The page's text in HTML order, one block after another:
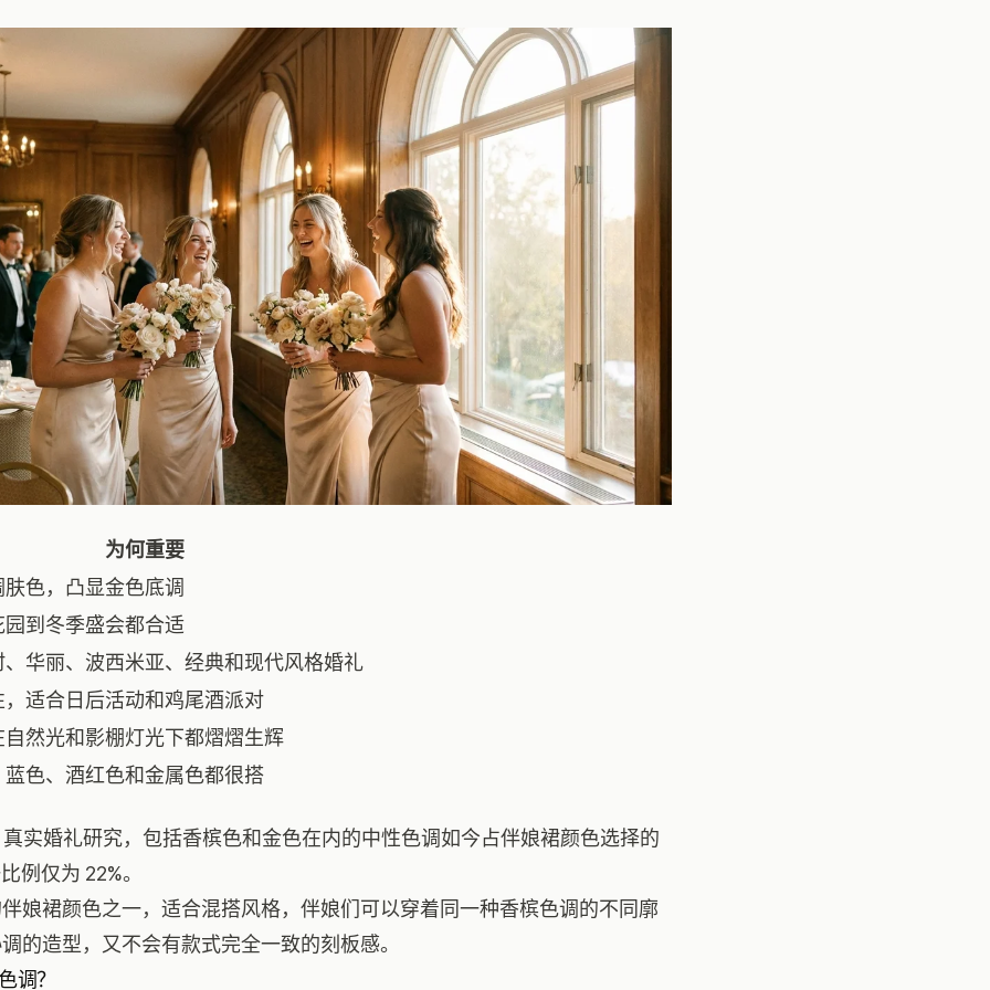
为何重要
色，凸显金色底调
园到冬季盛会都合适
、华丽、波西米亚、经典和现代风格婚礼
，适合日后活动和鸡尾酒派对
自然光和影棚灯光下都熠熠生辉
蓝色、酒红色和金属色都很搭
实婚礼研究，包括香槟色和金色在内的中性色调如今占伴娘裙颜色选择的
例仅为 22%。
娘裙颜色之一，适合混搭风格，伴娘们可以穿着同一种香槟色调的不同廓
的造型，又不会有款式完全一致的刻板感。
调？